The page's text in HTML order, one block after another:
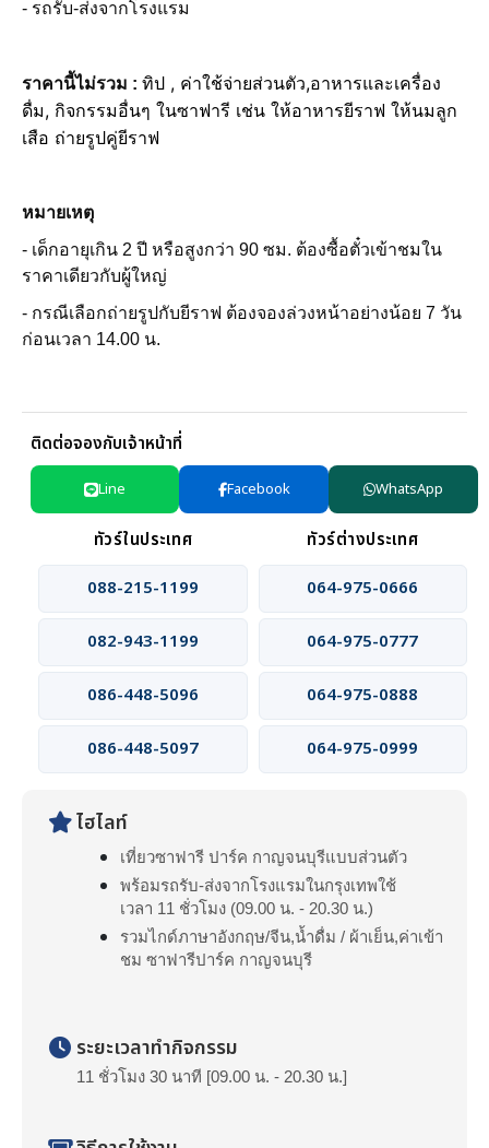
- รถรับ-ส่งจากโรงแรม
ราคานี้ไม่รวม : ทิป , ค่าใช้จ่ายส่วนตัว,อาหารและเครื่อง
ดื่ม, กิจกรรมอื่นๆ ในซาฟารี เช่น ให้อาหารยีราฟ ให้นมลูก
เสือ ถ่ายรูปคู่ยีราฟ
หมายเหตุ
- เด็กอายุเกิน 2 ปี หรือสูงกว่า 90 ซม. ต้องซื้อตั๋วเข้าชมใน
ราคาเดียวกับผู้ใหญ่
- กรณีเลือกถ่ายรูปกับยีราฟ ต้องจองล่วงหน้าอย่างน้อย 7 วัน
ก่อนเวลา 14.00 น.
ติดต่อจองกับเจ้าหน้าที่
Line Facebook WhatsApp
ทัวร์ในประเทศ
ทัวร์ต่างประเทศ
088-215-1199
064-975-0666
082-943-1199 064-975-0777
086-448-5096 064-975-0888
086-448-5097 064-975-0999
ไฮไลท์
เที่ยวซาฟารี ปาร์ค กาญจนบุรีแบบส่วนตัว
พร้อมรถรับ-ส่งจากโรงแรมในกรุงเทพใช้
เวลา 11 ชั่วโมง (09.00 น. - 20.30 น.)
รวมไกด์ภาษาอังกฤษ/จีน,น้ำดื่ม / ผ้าเย็น,ค่าเข้า
ชม ซาฟารีปาร์ค กาญจนบุรี
ระยะเวลาทำกิจกรรม
11 ชั่วโมง 30 นาที [09.00 น. - 20.30 น.]